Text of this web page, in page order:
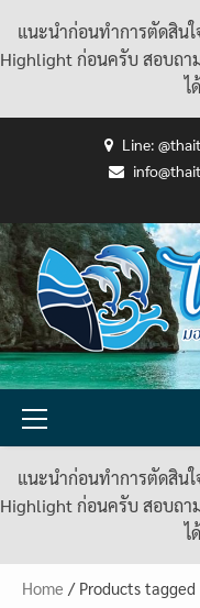
แนะนำก่อนทำการตัดสิน
Highlight ก่อนครับ สอบถา
ไ
Line:
Primary
แนะนำก่อนทำการตัดสิน
Highlight ก่อนครับ สอบถา
ไ
Home / Products tagged